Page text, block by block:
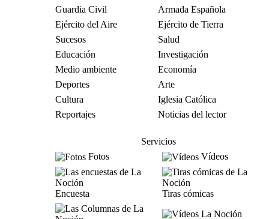
Guardia Civil
Armada Española
Ejército del Aire
Ejército de Tierra
Sucesos
Salud
Educación
Investigación
Medio ambiente
Economía
Deportes
Arte
Cultura
Iglesia Católica
Reportajes
Noticias del lector
Servicios
Fotos
Vídeos
Encuesta Tiras cómicas